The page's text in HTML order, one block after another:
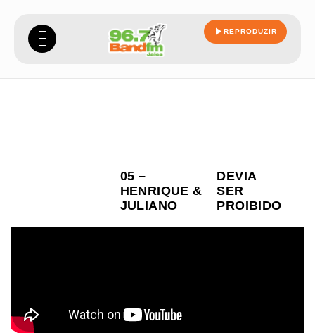
REPRODUZIR
05 –
HENRIQUE &
JULIANO
DEVIA
SER
PROIBIDO